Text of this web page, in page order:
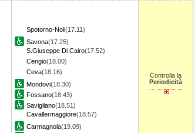
Spotorno-Noli(17.11)
Savona(17.25)
S.Giuseppe Di Cairo(17.52)
Cengio(18.00)
Ceva(18.16)
Mondovi(18.30)
Fossano(18.43)
Savigliano(18.51)
Cavallermaggiore(18.57)
Carmagnola(19.09)
Controlla la
Periodicità